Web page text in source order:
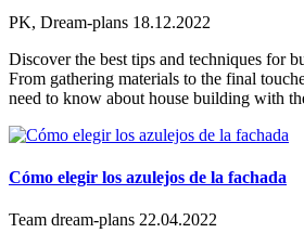
PK, Dream-plans 18.12.2022
Discover the best tips and techniques for
From gathering materials to the final
need to know about house building with
Cómo elegir los azulejos de la fachada
Team dream-plans 22.04.2022